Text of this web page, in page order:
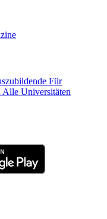
Für
Alle Universitäten